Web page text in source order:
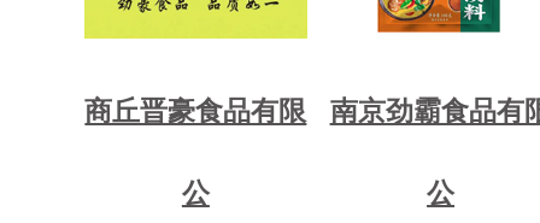
商丘晋豪食品有限
公
南京劲霸食品有
公